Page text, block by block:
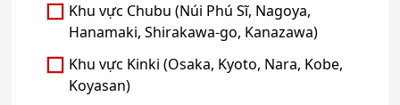
Khu vực Chubu (Núi Phú Sĩ, Nagoya,
Hanamaki, Shirakawa-go, Kanazawa)
Khu vực Kinki (Osaka, Kyoto, Nara, Kobe,
Koyasan)